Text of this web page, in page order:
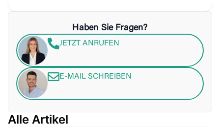
Haben Sie Fragen?
JETZT ANRUFEN
E-MAIL SCHREIBEN
Alle Artikel